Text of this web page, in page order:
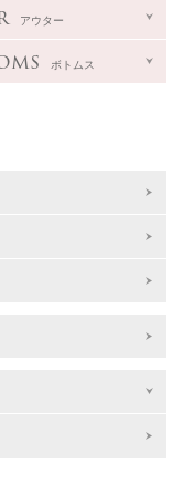
アウター
ボトムス